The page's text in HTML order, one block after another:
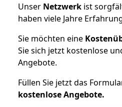
Unser Netzwerk ist
haben viele Jahre
Sie möchten eine
Sie sich jetzt kostenlose
Angebote.
Füllen Sie jetzt das
kostenloseAngebote.